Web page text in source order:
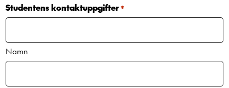
Studentens kontaktuppgifter*
Namn